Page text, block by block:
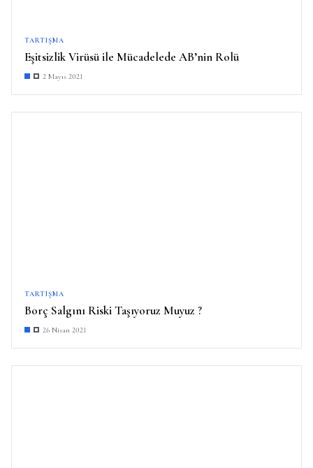
TARTIŞMA
Eşitsizlik Virüsü ile Mücadelede AB’nin Rolü
2 Mayıs 2021
TARTIŞMA
Borç Salgını Riski Taşıyoruz Muyuz ?
26 Nisan 2021